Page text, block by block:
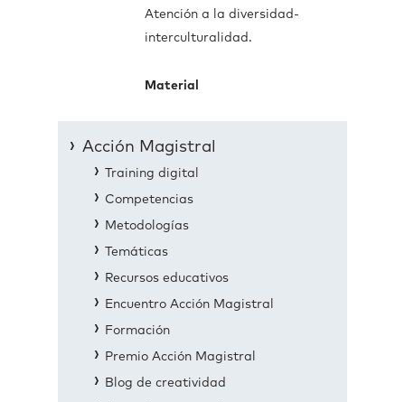
Atención a la diversidad-
interculturalidad.
Material
Acción Magistral
Training digital
Competencias
Metodologías
Temáticas
Recursos educativos
Encuentro Acción Magistral
Formación
Premio Acción Magistral
Blog de creatividad